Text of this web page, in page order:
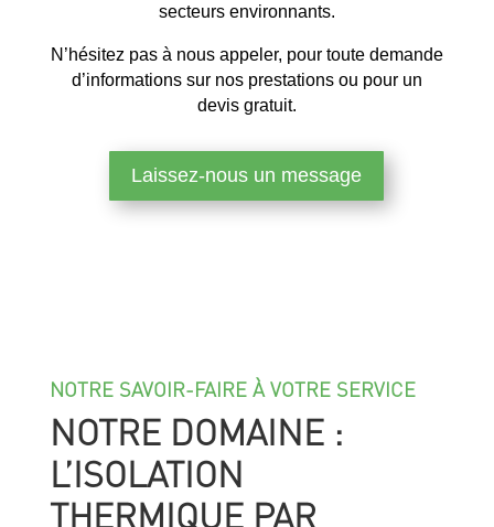
secteurs environnants.
N’hésitez pas à nous appeler, pour toute demande
d’informations sur nos prestations ou pour un
devis gratuit.
Laissez-nous un message
NOTRE SAVOIR-FAIRE À VOTRE SERVICE
NOTRE DOMAINE :
L’ISOLATION
THERMIQUE PAR